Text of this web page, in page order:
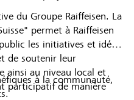
du Groupe Raiffeisen. La
permet à Raiffeisen
les initiatives et idées
de soutenir leur
ainsi au niveau local et
participatif de manière
à la communauté,